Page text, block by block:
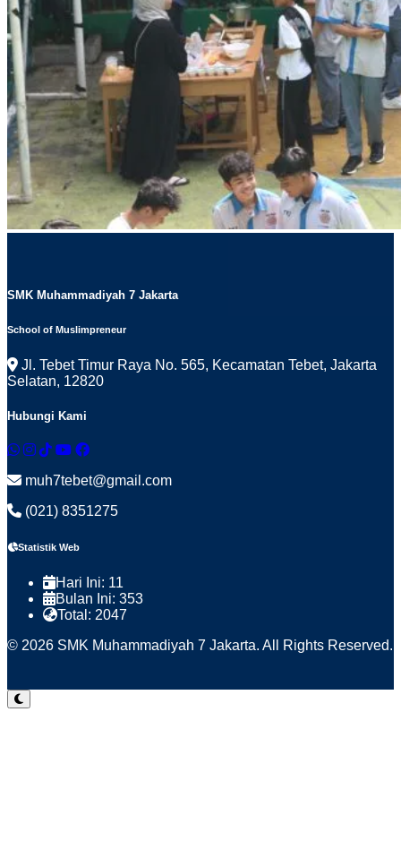
SMK Muhammadiyah 7 Jakarta
School of Muslimpreneur
Jl. Tebet Timur Raya No. 565, Kecamatan Tebet, Jakarta
Selatan, 12820
Hubungi Kami
muh7tebet@gmail.com
(021) 8351275
Statistik Web
Hari Ini: 11
Bulan Ini: 353
Total: 2047
© 2026 SMK Muhammadiyah 7 Jakarta. All Rights Reserved.